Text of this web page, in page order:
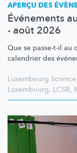
APERÇU DES
Événements
- août 2026
Que se passe-t-il au
calendrier des
Luxembourg
Luxembourg, LCSB,